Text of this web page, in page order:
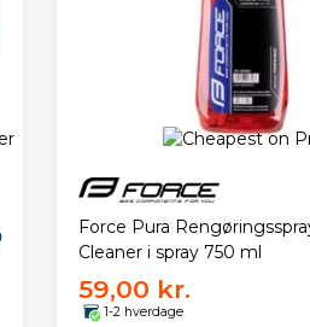
Force Pura
Cleaner i spray 750 ml
59,00 kr.
1-2 hverdage